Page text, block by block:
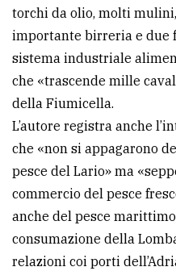
torchi da olio, molti
importante birreria e due
sistema industriale
che «trascende mille
della Fiumicella.
L’autore registra anche
che «non si appagarono
pesce del Lario» ma
commercio del pesce
anche del pesce
consumazione della
relazioni coi porti